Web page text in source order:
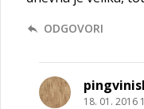
ODGOVORI
18. 01. 2016